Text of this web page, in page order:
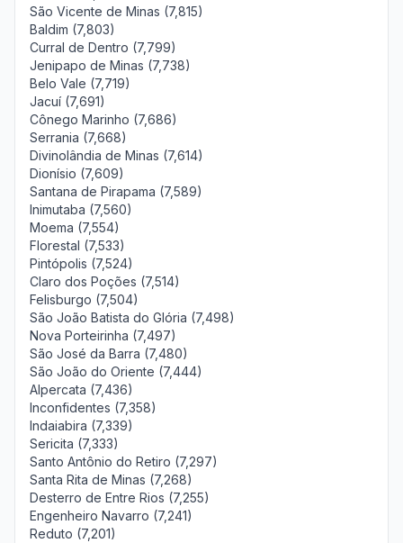
São Vicente de Minas (7,815)
Baldim (7,803)
Curral de Dentro (7,799)
Jenipapo de Minas (7,738)
Belo Vale (7,719)
Jacuí (7,691)
Cônego Marinho (7,686)
Serrania (7,668)
Divinolândia de Minas (7,614)
Dionísio (7,609)
Santana de Pirapama (7,589)
Inimutaba (7,560)
Moema (7,554)
Florestal (7,533)
Pintópolis (7,524)
Claro dos Poções (7,514)
Felisburgo (7,504)
São João Batista do Glória (7,498)
Nova Porteirinha (7,497)
São José da Barra (7,480)
São João do Oriente (7,444)
Alpercata (7,436)
Inconfidentes (7,358)
Indaiabira (7,339)
Sericita (7,333)
Santo Antônio do Retiro (7,297)
Santa Rita de Minas (7,268)
Desterro de Entre Rios (7,255)
Engenheiro Navarro (7,241)
Reduto (7,201)